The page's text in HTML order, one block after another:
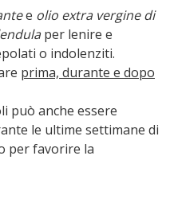
e olio extra vergine di
per lenire e
o indolenziti.
prima, durante e dopo
può anche essere
le ultime settimane di
per favorire la